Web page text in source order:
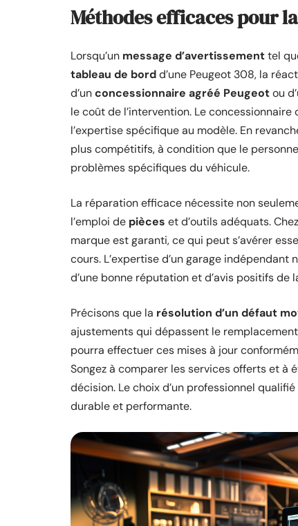
Méthodes efficaces pour
Lorsqu’un message d’avertissementtel
tableau de bordd’une Peugeot 308, la
d’unconcessionnaire agréé Peugeotou
le coût de l’intervention. Le
l’expertise spécifique au modèle. En
plus compétitifs, à condition que le
problèmes spécifiques du véhicule.
La réparation efficace nécessite non
l’emploi de pièces et d’outils adéquats.
marque est garanti, ce qui peut s’avérer
cours. L’expertise d’un garage
d’une bonne réputation et d’avis positifs de
Précisons que la résolution d’un défaut
ajustements qui dépassent le
pourra effectuer ces mises à jour
Songez à comparer les services offerts et à
décision. Le choix d’un professionnel
durable et performante.